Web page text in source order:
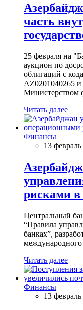
часть
25 февраля на
аукцион по
облигаций с
AZ0201040265
Министерством
Читать далее
Финансы
13
рисками в
Центральный
“Правила
банках”,
Читать далее
Финансы
13